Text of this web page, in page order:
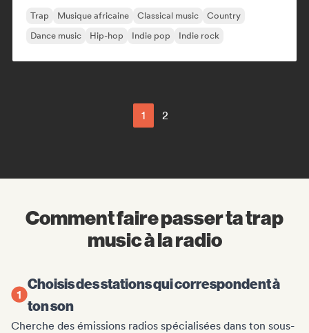
Trap Musique africaine Classical music
Country
Dance music
Hip-hop Indie pop Indie rock
1 2
Comment faire passer ta trap
music à la radio
Choisis des stations qui correspondent à
ton son
Cherche des émissions radios spécialisées dans ton sous-